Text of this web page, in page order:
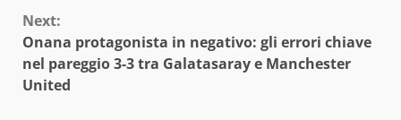
Next:
Onana protagonista in negativo: gli errori chiave
nel pareggio 3-3 tra Galatasaray e Manchester
United